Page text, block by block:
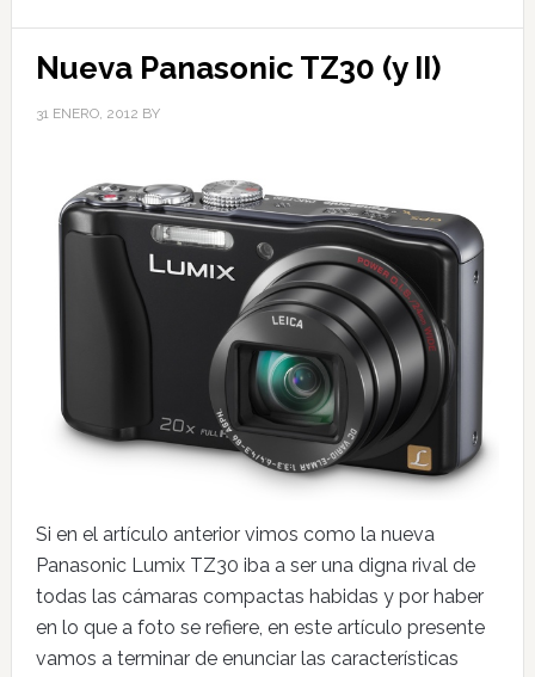
Nueva Panasonic TZ30 (y II)
31 ENERO, 2012 BY
Si en el artículo anterior vimos como la nueva
Panasonic Lumix TZ30 iba a ser una digna rival de
todas las cámaras compactas habidas y por haber
en lo que a foto se refiere, en este artículo presente
vamos a terminar de enunciar las características